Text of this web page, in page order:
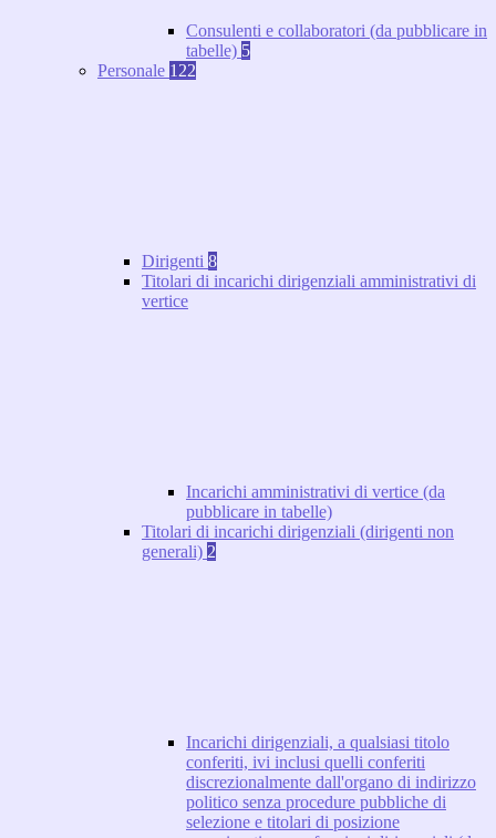
Consulenti e collaboratori (da pubblicare in
tabelle) 5
Personale 122
Dirigenti 8
Titolari di incarichi dirigenziali amministrativi di
vertice
Incarichi amministrativi di vertice (da
pubblicare in tabelle)
Titolari di incarichi dirigenziali (dirigenti non
generali) 2
Incarichi dirigenziali, a qualsiasi titolo
conferiti, ivi inclusi quelli conferiti
discrezionalmente dall'organo di indirizzo
politico senza procedure pubbliche di
selezione e titolari di posizione